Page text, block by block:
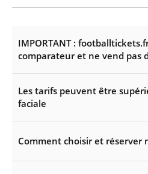
IMPORTANT :
comparateur et ne vend pas
Les tarifs peuvent être
faciale
Comment choisir et réserver